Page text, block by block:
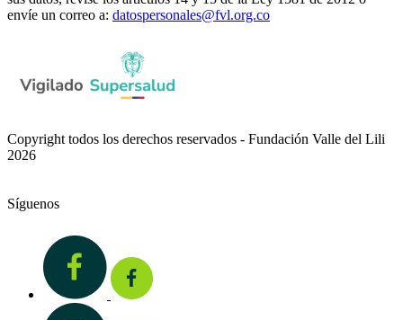
envíe un correo a: datospersonales@fvl.org.co
Copyright todos los derechos reservados - Fundación Valle del Lili
2026
Síguenos